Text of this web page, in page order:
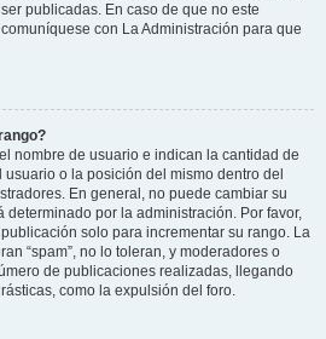
publicadas. En caso de que no este
con La Administración para que
nombre de usuario e indican la cantidad de
o la posición del mismo dentro del
En general, no puede cambiar su
determinado por la administración. Por favor,
solo para incrementar su rango. La
“spam”, no lo toleran, y moderadores o
de publicaciones realizadas, llegando
como la expulsión del foro.